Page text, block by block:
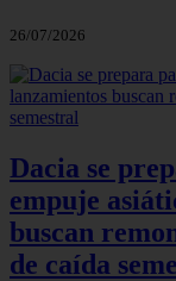
26/07/2026
Dacia se
empuje
buscan
de caída